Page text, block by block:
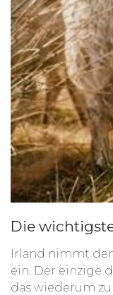
Die
Irland nimmt
ein. Der einzige
das wiederum